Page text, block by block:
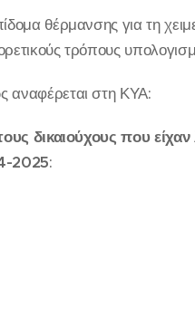
θέρμανσης για τη
τρόπους
αναφέρεται στη ΚΥΑ:
δικαιούχους που
2025: